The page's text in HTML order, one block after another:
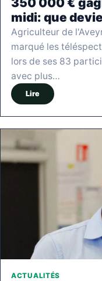
midi: que
Agriculteur de
marqué les
lors de ses 83
avec plus…
Lire
ACTUALITÉS